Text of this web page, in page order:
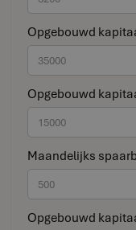
Opgebouwd
Opgebouwd
Maandelijks
Opgebouwd